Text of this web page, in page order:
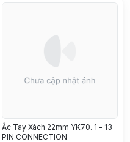
Ắc Tay Xách 22mm YK70. 1 - 13
PIN CONNECTION